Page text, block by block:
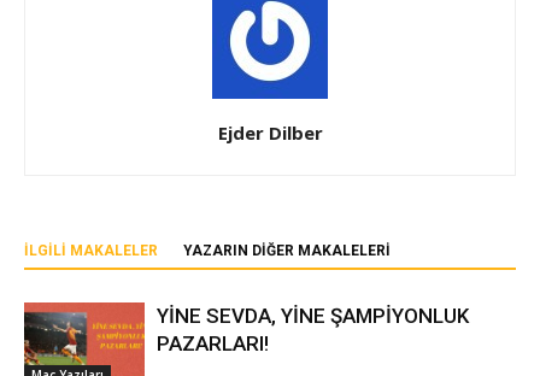
Ejder Dilber
İLGILI MAKALELER YAZARIN DIĞER MAKALELERI
YİNE SEVDA, YİNE ŞAMPİYONLUK
PAZARLARI!